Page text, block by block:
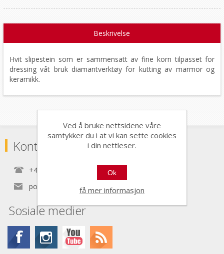
Beskrivelse
Hvit slipestein som er sammensatt av fine korn tilpasset for
dressing våt bruk diamantverktøy for kutting av marmor og
keramikk.
Kontaktinformasjon
+47 22 30 40 70
post@nordictools.no
Sosiale medier
Ved å bruke nettsidene våre
samtykker du i at vi kan sette cookies
i din nettleser.
Ok
få mer informasjon